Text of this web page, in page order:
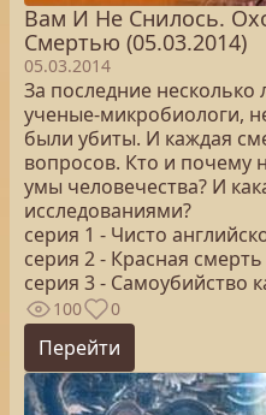
Вам И Не Снилось.
Смертью (05.03.2014)
05.03.2014
За последние несколько
ученые-микробиологи,
были убиты. И каждая
вопросов. Кто и почему
умы человечества? И
исследованиями?
серия 1 - Чисто
серия 2 - Краснaя смерть
серия 3 - Самоубийство
100 0
Перейти